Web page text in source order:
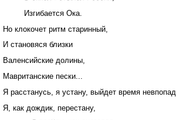
Изгибается Ока.
Но клокочет ритм старинный,
И становяся близки
Валенсийские долины,
Мавританские пески...
Я расстанусь, я устану, выйдет время невпопад,
Я, как дождик, перестану,